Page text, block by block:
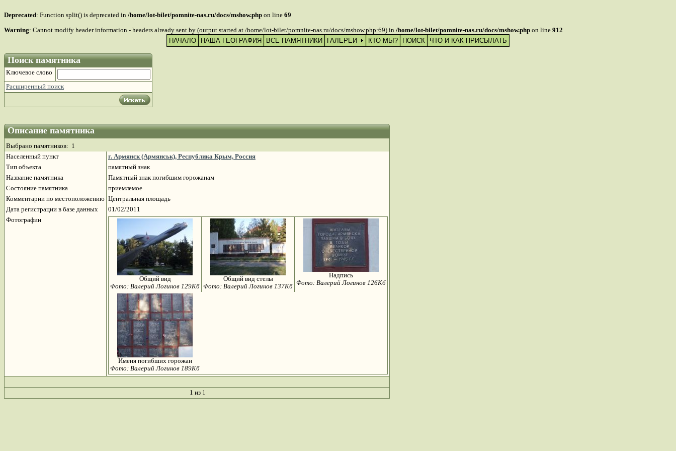
Deprecated: Function split() is deprecated in /home/lot-bilet/pomnite-nas.ru/docs/mshow.php on line 69
Warning: Cannot modify header information - headers already sent by (output started at /home/lot-bilet/pomnite-nas.ru/docs/mshow.php:69) in /home/lot-bilet/pomnite-nas.ru/docs/mshow.php on line 912
НАЧАЛО НАША ГЕОГРАФИЯ ВСЕ ПАМЯТНИКИ ГАЛЕРЕИ КТО МЫ? ПОИСК ЧТО И КАК ПРИСЫЛАТЬ
Поиск памятника
Ключевое слово
Расширенный поиск
Описание памятника
Выбрано памятников: 1
Населенный пункт
г. Армянск (Армянськ), Республика Крым, Россия
Тип объекта
памятный знак
Название памятника
Памятный знак погибшим горожанам
Состояние памятника
приемлемое
Комментарии по местоположению Центральная площадь
Дата регистрации в базе данных
01/02/2011
Фотографии
Общий вид
Фото: Валерий Логинов 129Кб
Общий вид стелы
Фото: Валерий Логинов 137Кб
Надпись
Фото: Валерий Логинов 126Кб
Именя погибших горожан
Фото: Валерий Логинов 189Кб
1 из 1